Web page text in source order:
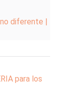
diferente |
para los